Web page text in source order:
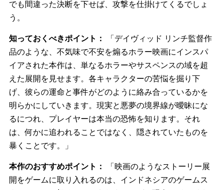
『Agni: Village of Calamity』は、インドネシア警察特殊内
務部に所属する捜査官の視点で展開する、映画のような
サバイバル ホラーです。主人公は人知を超えた事件を解
明するため、一歩一歩真実に近づいていきますが、大き
な代償を払うことになります。不死身の存在が影に潜
み、主人公の動きをすべて見張っています。あなたが1つ
でも間違った決断を下せば、攻撃を仕掛けてくるでしょ
う。
知っておくべきポイント：
品のような、不気味で不安を煽るホラー映画にインスパ
イアされた本作は、単なるホラーやサスペンスの域を超